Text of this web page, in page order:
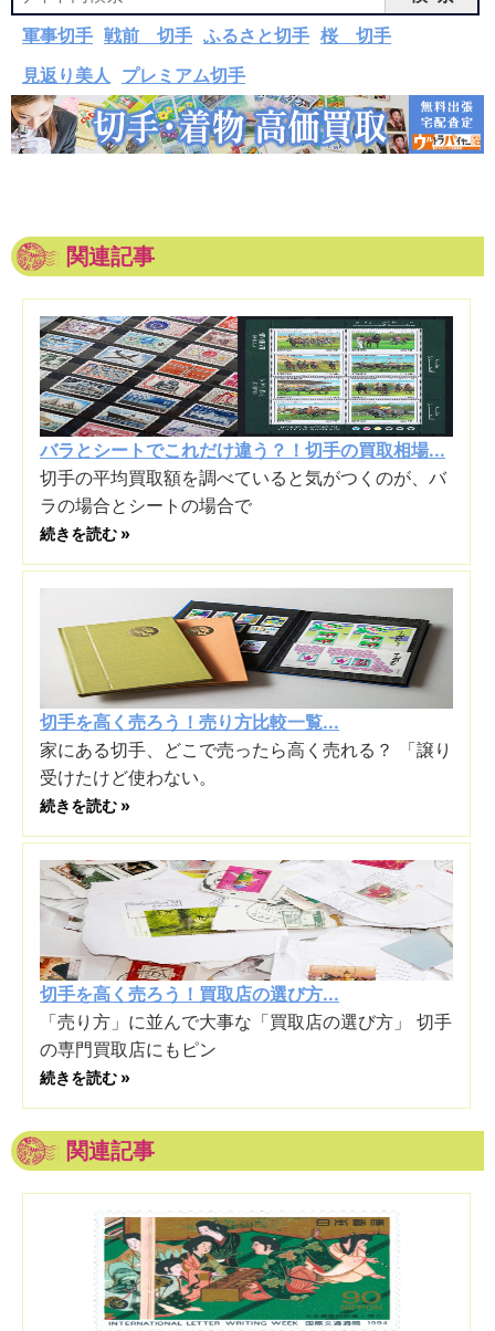
軍事切手 戦前 切手 ふるさと切手 桜 切手
見返り美人 プレミアム切手
関連記事
バラとシートでこれだけ違う？！切手の買取相場...
切手の平均買取額を調べていると気がつくのが、バ
ラの場合とシートの場合で
続きを読む »
切手を高く売ろう！売り方比較一覧...
家にある切手、どこで売ったら高く売れる？ 「譲り
受けたけど使わない。
続きを読む »
切手を高く売ろう！買取店の選び方...
「売り方」に並んで大事な「買取店の選び方」 切手
の専門買取店にもピン
続きを読む »
関連記事